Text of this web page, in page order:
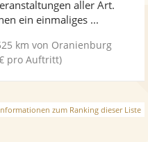
aller Art.
ein einmaliges ...
km von Oranienburg
pro Auftritt)
zum Ranking dieser Liste